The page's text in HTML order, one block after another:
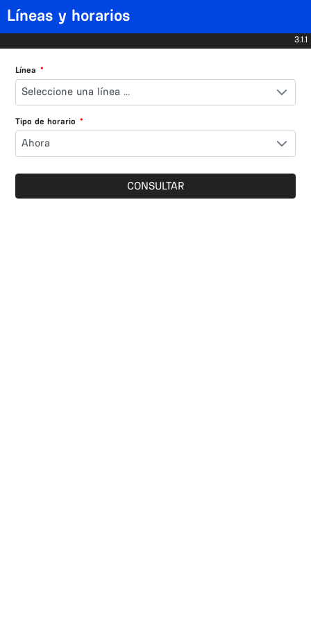
Líneas y horarios
3.1.1
Línea *
Seleccione una línea ...
Tipo de horario *
Ahora
CONSULTAR